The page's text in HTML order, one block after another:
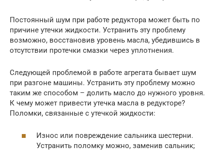
Постоянный шум при работе редуктора может быть по
причине утечки жидкости. Устранить эту проблему
возможно, восстановив уровень масла, убедившись в
отсутствии протечки смазки через уплотнения.
Следующей проблемой в работе агрегата бывает шум
при разгоне машины. Устранить эту проблему можно
таким же способом – долить масло до нужного уровня.
К чему может привести утечка масла в редукторе?
Поломки, связанные с утечкой жидкости:
Износ или повреждение сальника шестерни.
Устранить поломку можно, заменив сальник;